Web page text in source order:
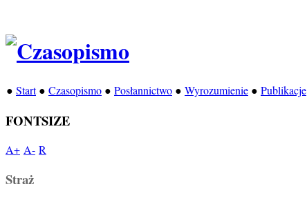
● Start● Czasopismo ● Posłannictwo ● Wyrozumienie ● Publikacje
FONTSIZE
A+ A- R
Straż